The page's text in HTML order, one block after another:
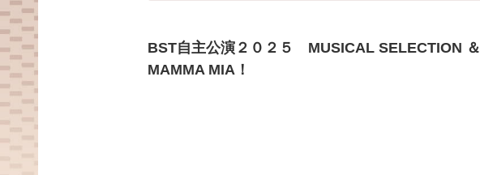
BST自主公演２０２５ MUSICAL SELECTION ＆
MAMMA MIA！